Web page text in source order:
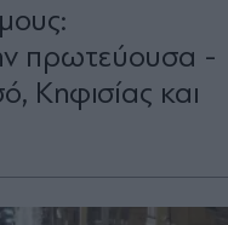
πρωτεύουσα -
Κηφισίας και